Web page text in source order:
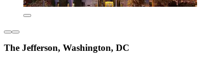
The Jefferson, Washington, DC